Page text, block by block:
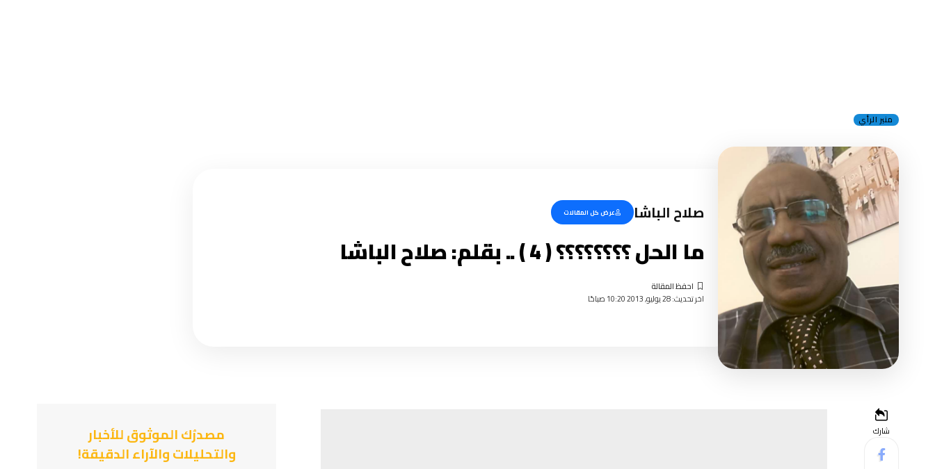
منبر الرأي
صلاح الباشا عرض كل المقالات
ما الحل ؟؟؟؟؟؟؟؟ ( 4 ) .. بقلم: صلاح الباشا
اخر تحديث: 28 يوليو, 2013 10:20 صباحًا
شارك مصدرُك الموثوق للأخبار
والتحليلات والآراء الدقيقة!